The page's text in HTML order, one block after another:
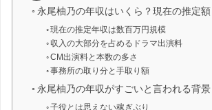
永尾柚乃の年収はいくら？現在の推定額
現在の推定年収は数百万円規模
収入の大部分を占めるドラマ出演料
CM出演料と本数の多さ
事務所の取り分と手取り額
永尾柚乃の年収がすごいと言われる背景
子役とは思えない稼ぎぶり